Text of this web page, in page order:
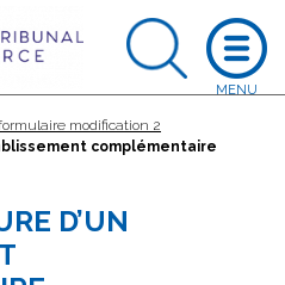
modification 2
complémentaire
D’UN